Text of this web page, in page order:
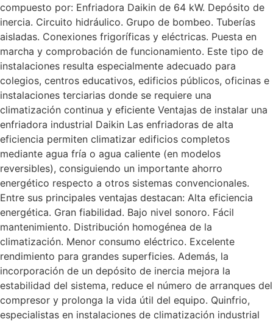
compuesto por: Enfriadora Daikin de 64 kW. Depósito de
inercia. Circuito hidráulico. Grupo de bombeo. Tuberías
aisladas. Conexiones frigoríficas y eléctricas. Puesta en
marcha y comprobación de funcionamiento. Este tipo de
instalaciones resulta especialmente adecuado para
colegios, centros educativos, edificios públicos, oficinas e
instalaciones terciarias donde se requiere una
climatización continua y eficiente Ventajas de instalar una
enfriadora industrial Daikin Las enfriadoras de alta
eficiencia permiten climatizar edificios completos
mediante agua fría o agua caliente (en modelos
reversibles), consiguiendo un importante ahorro
energético respecto a otros sistemas convencionales.
Entre sus principales ventajas destacan: Alta eficiencia
energética. Gran fiabilidad. Bajo nivel sonoro. Fácil
mantenimiento. Distribución homogénea de la
climatización. Menor consumo eléctrico. Excelente
rendimiento para grandes superficies. Además, la
incorporación de un depósito de inercia mejora la
estabilidad del sistema, reduce el número de arranques del
compresor y prolonga la vida útil del equipo. Quinfrio,
especialistas en instalaciones de climatización industrial